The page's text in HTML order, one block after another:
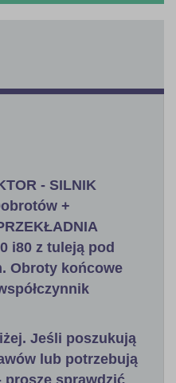
- SILNIK
+
i80 z tuleją pod
Obroty końcowe
Jeśli poszukują
lub potrzebują
proszę sprawdzić